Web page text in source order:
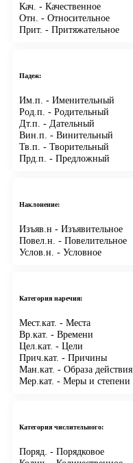
Кач. - Качественное
Отн. - Относительное
Прит. - Притяжательное
Падеж:
Им.п. - Именительный
Род.п. - Родительный
Дт.п. - Дательный
Вин.п. - Винительный
Тв.п. - Творительный
Прд.п. - Предложный
Наклонение:
Изъяв.н - Изъявительное
Повел.н. - Повелительное
Услов.н. - Условное
Категория наречия:
Мест.кат. - Места
Вр.кат. - Времени
Цел.кат. - Цели
Прич.кат. - Причины
Ман.кат. - Образа действия
Мер.кат. - Меры и степени
Категория числительного:
Поряд. - Порядковое